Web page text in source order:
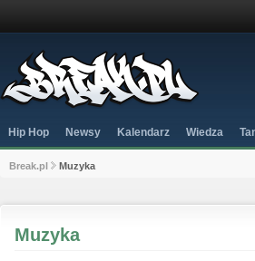
Hip Hop Newsy Kalendarz Wiedza
Break.pl Muzyka
Muzyka